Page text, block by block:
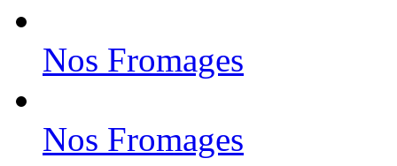
Nos Fromages
Nos Fromages